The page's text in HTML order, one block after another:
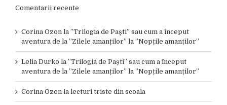
Comentarii recente
Corina Ozon la ”Trilogia de Paști” sau cum a început
aventura de la ”Zilele amanților” la ”Nopțile amanților”
Lelia Durko la ”Trilogia de Paști” sau cum a început
aventura de la ”Zilele amanților” la ”Nopțile amanților”
Corina Ozon la lecturi triste din scoala